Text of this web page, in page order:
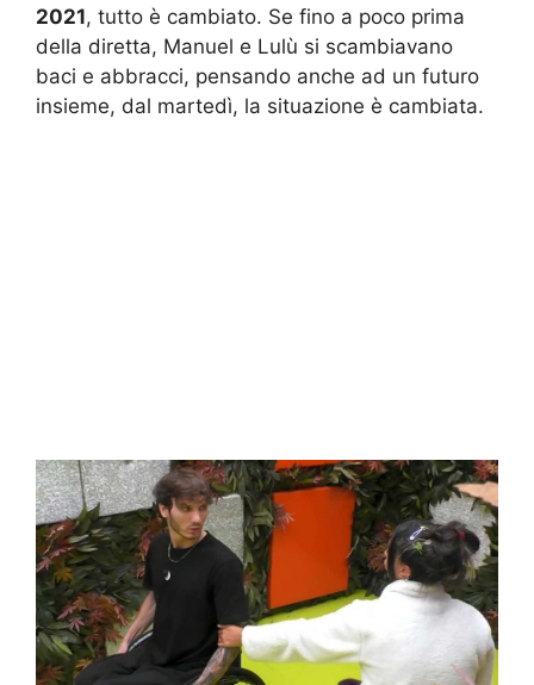
2021, tutto è cambiato. Se fino a poco prima
della diretta, Manuel e Lulù si scambiavano
baci e abbracci, pensando anche ad un futuro
insieme, dal martedì, la situazione è cambiata.